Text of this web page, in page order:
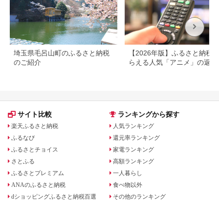
埼玉県毛呂山町のふるさと納税
のご紹介
【2026年版】ふるさと納税
らえる人気「アニメ」の返礼
サイト比較
楽天ふるさと納税
ふるなび
ふるさとチョイス
さとふる
ふるさとプレミアム
ANAのふるさと納税
dショッピングふるさと納税百選
ランキングから探す
人気ランキング
還元率ランキング
家電ランキング
高額ランキング
一人暮らし
食べ物以外
その他のランキング